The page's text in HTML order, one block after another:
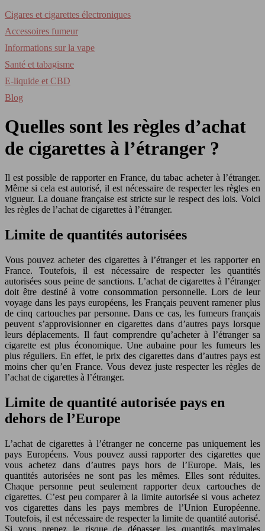
Cigares et cigarettes électroniques
Accessoires fumeur
Informations sur la vape
Santé et tabagisme
E-liquide et CBD
Blog
Quelles sont les règles d’achat
de cigarettes à l’étranger ?
Il est possible de rapporter en France, du tabac acheter à l’étranger.
Même si cela est autorisé, il est nécessaire de respecter les règles en
vigueur. La douane française est stricte sur le respect des lois. Voici
les règles de l’achat de cigarettes à l’étranger.
Limite de quantités autorisées
Vous pouvez acheter des cigarettes à l’étranger et les rapporter en
France. Toutefois, il est nécessaire de respecter les quantités
autorisées sous peine de sanctions. L’achat de cigarettes à l’étranger
doit être destiné à votre consommation personnelle. Lors de leur
voyage dans les pays européens, les Français peuvent ramener plus
de cinq cartouches par personne. Dans ce cas, les fumeurs français
peuvent s’approvisionner en cigarettes dans d’autres pays lorsque
leurs déplacements. Il faut comprendre qu’acheter à l’étranger sa
cigarette est plus économique. Une aubaine pour les fumeurs les
plus réguliers. En effet, le prix des cigarettes dans d’autres pays est
moins cher qu’en France. Vous devez juste respecter les règles de
l’achat de cigarettes à l’étranger.
Limite de quantité autorisée pays en
dehors de l’Europe
L’achat de cigarettes à l’étranger ne concerne pas uniquement les
pays Européens. Vous pouvez aussi rapporter des cigarettes que
vous achetez dans d’autres pays hors de l’Europe. Mais, les
quantités autorisées ne sont pas les mêmes. Elles sont réduites.
Chaque personne peut seulement rapporter deux cartouches de
cigarettes. C’est peu comparer à la limite autorisée si vous achetez
vos cigarettes dans les pays membres de l’Union Européenne.
Toutefois, il est nécessaire de respecter la limite de quantité autorisé.
Si vous prenez le risque de dépasser les quantités maximales